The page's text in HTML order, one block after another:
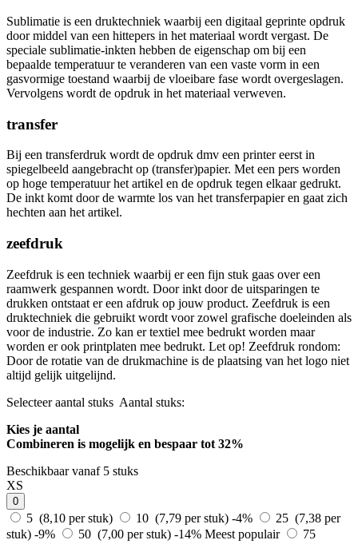
Sublimatie is een druktechniek waarbij een digitaal geprinte opdruk
door middel van een hittepers in het materiaal wordt vergast. De
speciale sublimatie-inkten hebben de eigenschap om bij een
bepaalde temperatuur te veranderen van een vaste vorm in een
gasvormige toestand waarbij de vloeibare fase wordt overgeslagen.
Vervolgens wordt de opdruk in het materiaal verweven.
transfer
Bij een transferdruk wordt de opdruk dmv een printer eerst in
spiegelbeeld aangebracht op (transfer)papier. Met een pers worden
op hoge temperatuur het artikel en de opdruk tegen elkaar gedrukt.
De inkt komt door de warmte los van het transferpapier en gaat zich
hechten aan het artikel.
zeefdruk
Zeefdruk is een techniek waarbij er een fijn stuk gaas over een
raamwerk gespannen wordt. Door inkt door de uitsparingen te
drukken ontstaat er een afdruk op jouw product. Zeefdruk is een
druktechniek die gebruikt wordt voor zowel grafische doeleinden als
voor de industrie. Zo kan er textiel mee bedrukt worden maar
worden er ook printplaten mee bedrukt. Let op! Zeefdruk rondom:
Door de rotatie van de drukmachine is de plaatsing van het logo niet
altijd gelijk uitgelijnd.
Selecteer aantal stuks Aantal stuks:
Kies je aantal
Combineren is mogelijk en bespaar tot 32%
Beschikbaar vanaf 5 stuks
XS
0
5 (8,10 per stuk) 10 (7,79 per stuk) -4%
25 (7,38 per
stuk) -9% 50 (7,00 per stuk) -14% Meest populair
75